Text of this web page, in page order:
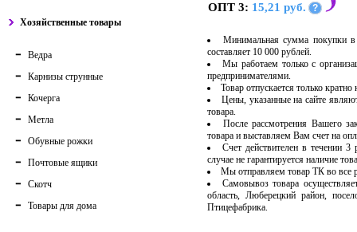
Хозяйственные товары
Ведра
Карнизы струнные
Кочерга
Метла
Обувные рожки
Почтовые ящики
Скотч
Товары для дома
ОПТ 3: 15,21 руб. ?
Минимальная сумма покупки в
составляет 10 000 рублей.
Мы работаем только с
предпринимателями.
Товар отпускается только
Цены, указанные на сайте
товара.
После рассмотрения Вашего
товара и выставляем Вам счет на
Счет действителен в течении
случае не гарантируется наличие
Мы отправляем товар ТК во
Самовывоз товара
область, Люберецкий район,
Птицефабрика.